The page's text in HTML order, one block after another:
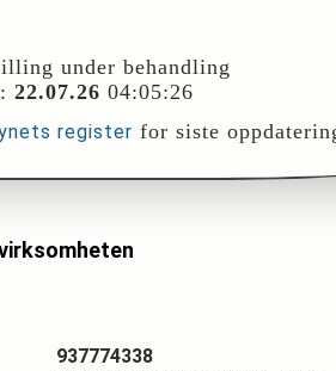
under behandling
22.07.26 04:05:26
register for siste
937774338